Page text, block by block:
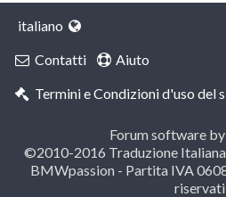
italiano
Contatti
Aiuto
Termini e Condizioni d'uso del
Forum software
©2010-2016 Traduzione Italiana
BMWpassion - Partita IVA
riservati